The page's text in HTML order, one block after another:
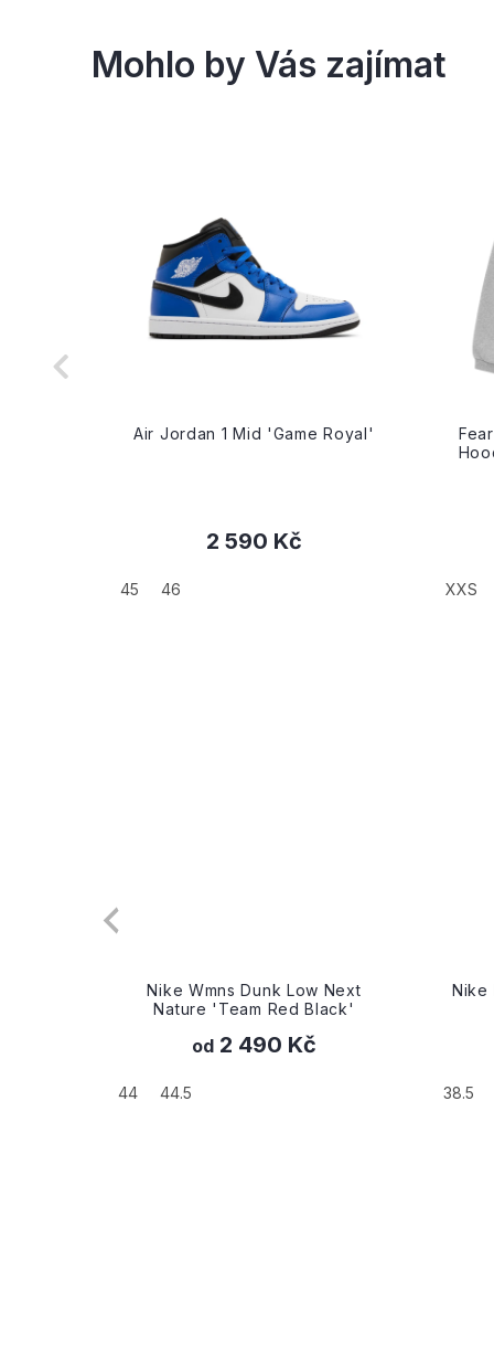
Air Jordan 1 Mid 'Game Royal'
2 590 Kč
45 46 XXS
Nike Wmns Dunk Low Next
Nature 'Team Red Black'
od 2 490 Kč
44 44.5
Nike
38.5